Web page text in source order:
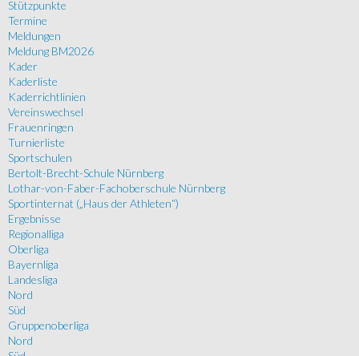
Stützpunkte
Termine
Meldungen
Meldung BM2026
Kader
Kaderliste
Kaderrichtlinien
Vereinswechsel
Frauenringen
Turnierliste
Sportschulen
Bertolt-Brecht-Schule Nürnberg
Lothar-von-Faber-Fachoberschule Nürnberg
Sportinternat („Haus der Athleten“)
Ergebnisse
Regionalliga
Oberliga
Bayernliga
Landesliga
Nord
Süd
Gruppenoberliga
Nord